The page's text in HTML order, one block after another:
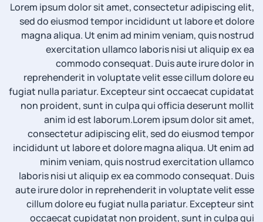
Lorem ipsum dolor sit amet, consectetur adipiscing elit,
sed do eiusmod tempor incididunt ut labore et dolore
magna aliqua. Ut enim ad minim veniam, quis nostrud
exercitation ullamco laboris nisi ut aliquip ex ea
commodo consequat. Duis aute irure dolor in
reprehenderit in voluptate velit esse cillum dolore eu
fugiat nulla pariatur. Excepteur sint occaecat cupidatat
non proident, sunt in culpa qui officia deserunt mollit
anim id est laborum.Lorem ipsum dolor sit amet,
consectetur adipiscing elit, sed do eiusmod tempor
incididunt ut labore et dolore magna aliqua. Ut enim ad
minim veniam, quis nostrud exercitation ullamco
laboris nisi ut aliquip ex ea commodo consequat. Duis
aute irure dolor in reprehenderit in voluptate velit esse
cillum dolore eu fugiat nulla pariatur. Excepteur sint
occaecat cupidatat non proident, sunt in culpa qui